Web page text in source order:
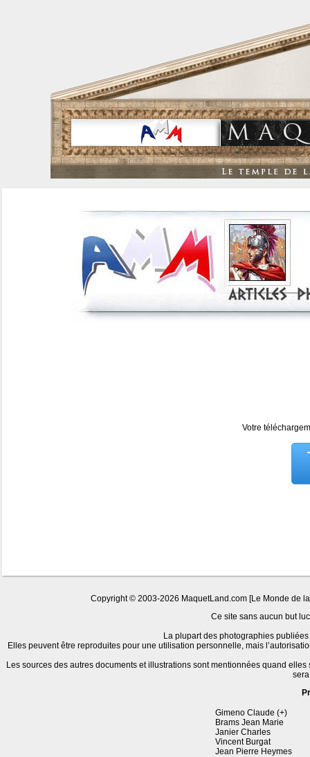
Votre
Copyright © 2003-2026 MaquetLand.com [Le Monde de
Ce site sans aucun but
La plupart des photographies
Elles peuvent être reproduites pour une utilisation personnelle, mais
Les sources des autres documents et illustrations sont mentionnées quand
Gimeno Claude (+)
Brams Jean Marie
Janier Charles
Vincent Burgat
Jean Pierre Heymes